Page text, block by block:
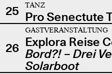
25
TANZ
Pro Senectute
26
GASTVERANSTALTUNG
Explora Reise
Bord?! – Drei
Solarboot